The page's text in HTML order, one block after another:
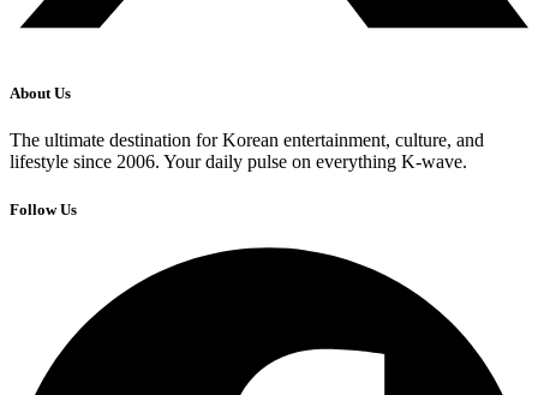
About Us
The ultimate destination for Korean entertainment, culture, and
lifestyle since 2006. Your daily pulse on everything K-wave.
Follow Us